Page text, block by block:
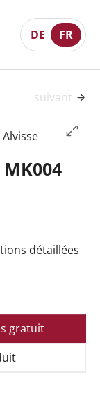
DE FR
suivant
MK004
détaillées
gratuit